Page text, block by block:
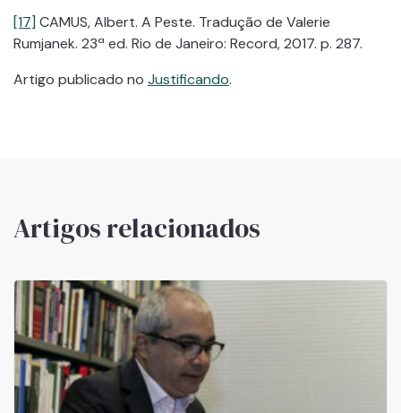
[17] CAMUS, Albert. A Peste. Tradução de Valerie
Rumjanek. 23ª ed. Rio de Janeiro: Record, 2017. p. 287.
Artigo publicado no Justificando.
Artigos relacionados